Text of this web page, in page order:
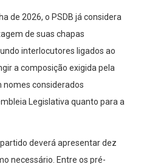
de 2026, o PSDB já considera
de suas chapas
interlocutores ligados ao
a composição exigida pela
nomes considerados
Legislativa quanto para a
deverá apresentar dez
necessário. Entre os pré-